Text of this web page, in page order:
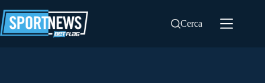
al
contenuto
Cerca